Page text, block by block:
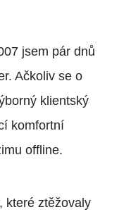
jsem pár dnů
Ačkoliv se o
klientský
komfortní
offline.
které ztěžovaly